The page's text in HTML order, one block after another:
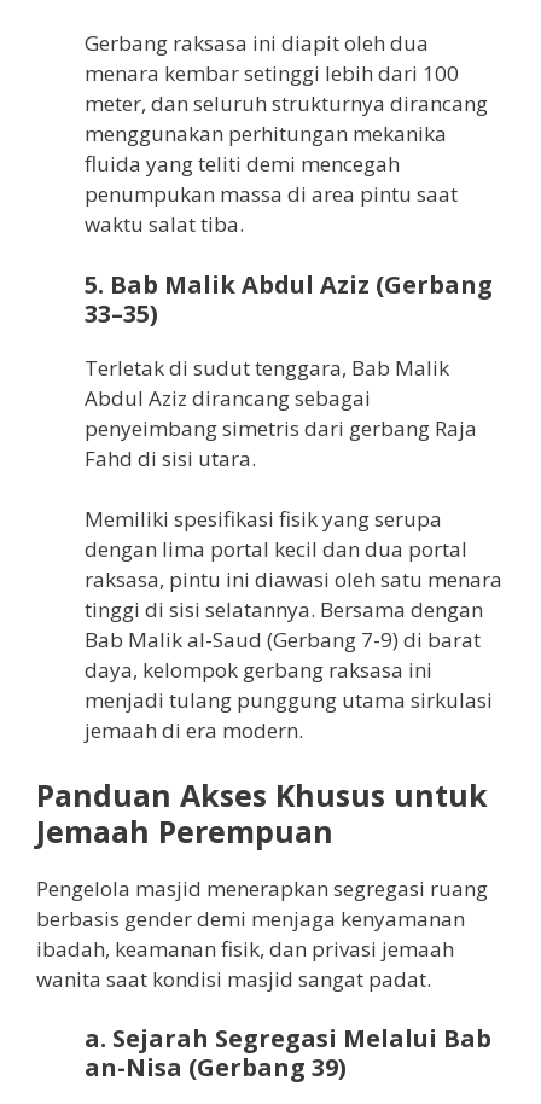
Gerbang raksasa ini diapit oleh dua
menara kembar setinggi lebih dari 100
meter, dan seluruh strukturnya dirancang
menggunakan perhitungan mekanika
fluida yang teliti demi mencegah
penumpukan massa di area pintu saat
waktu salat tiba.
5. Bab Malik Abdul Aziz (Gerbang
33–35)
Terletak di sudut tenggara, Bab Malik
Abdul Aziz dirancang sebagai
penyeimbang simetris dari gerbang Raja
Fahd di sisi utara.
Memiliki spesifikasi fisik yang serupa
dengan lima portal kecil dan dua portal
raksasa, pintu ini diawasi oleh satu menara
tinggi di sisi selatannya. Bersama dengan
Bab Malik al-Saud (Gerbang 7-9) di barat
daya, kelompok gerbang raksasa ini
menjadi tulang punggung utama sirkulasi
jemaah di era modern.
Panduan Akses Khusus untuk
Jemaah Perempuan
Pengelola masjid menerapkan segregasi ruang
berbasis gender demi menjaga kenyamanan
ibadah, keamanan fisik, dan privasi jemaah
wanita saat kondisi masjid sangat padat.
a. Sejarah Segregasi Melalui Bab
an-Nisa (Gerbang 39)